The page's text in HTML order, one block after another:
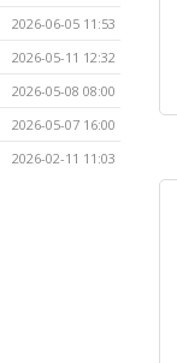
2026-06-05 11:53
2026-05-11 12:32
2026-05-08 08:00
2026-05-07 16:00
2026-02-11 11:03